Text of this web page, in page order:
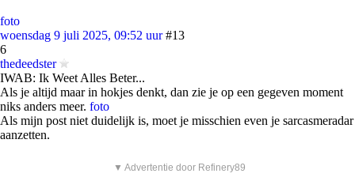
foto
woensdag 9 juli 2025, 09:52 uur #13
6
thedeedster
IWAB: Ik Weet Alles Beter...
Als je altijd maar in hokjes denkt, dan zie je op een gegeven moment
niks anders meer. foto
Als mijn post niet duidelijk is, moet je misschien even je sarcasmeradar
aanzetten.
▼ Advertentie door Refinery89